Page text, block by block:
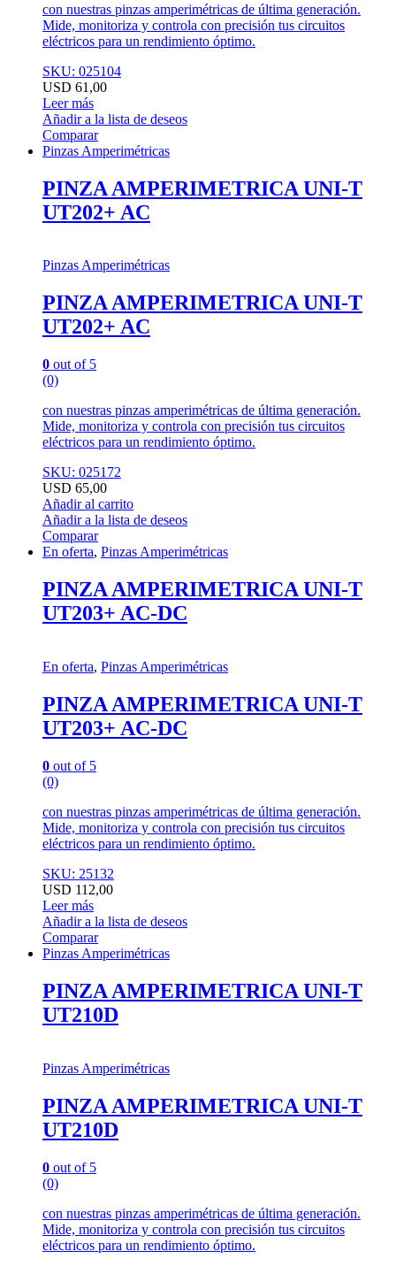
con nuestras pinzas amperimétricas de última generación.
Mide, monitoriza y controla con precisión tus circuitos
eléctricos para un rendimiento óptimo.
SKU: 025104
USD 61,00
Leer más
Añadir a la lista de deseos
Comparar
Pinzas Amperimétricas
PINZA AMPERIMETRICA UNI-T
UT202+ AC
Pinzas Amperimétricas
PINZA AMPERIMETRICA UNI-T
UT202+ AC
0 out of 5
(0)
con nuestras pinzas amperimétricas de última generación.
Mide, monitoriza y controla con precisión tus circuitos
eléctricos para un rendimiento óptimo.
SKU: 025172
USD 65,00
Añadir al carrito
Añadir a la lista de deseos
Comparar
En oferta, Pinzas Amperimétricas
PINZA AMPERIMETRICA UNI-T
UT203+ AC-DC
En oferta, Pinzas Amperimétricas
PINZA AMPERIMETRICA UNI-T
UT203+ AC-DC
0 out of 5
(0)
con nuestras pinzas amperimétricas de última generación.
Mide, monitoriza y controla con precisión tus circuitos
eléctricos para un rendimiento óptimo.
SKU: 25132
USD 112,00
Leer más
Añadir a la lista de deseos
Comparar
Pinzas Amperimétricas
PINZA AMPERIMETRICA UNI-T
UT210D
Pinzas Amperimétricas
PINZA AMPERIMETRICA UNI-T
UT210D
0 out of 5
(0)
con nuestras pinzas amperimétricas de última generación.
Mide, monitoriza y controla con precisión tus circuitos
eléctricos para un rendimiento óptimo.